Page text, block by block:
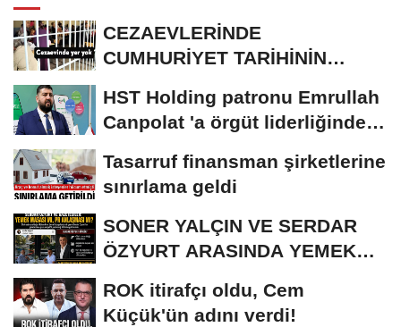
CEZAEVLERİNDE
CUMHURİYET TARİHİNİN
KİŞİ...
HST Holding patronu Emrullah
Canpolat 'a örgüt liderliğinden
Tasarruf finansman şirketlerine
sınırlama geldi
SONER YALÇIN VE SERDAR
ÖZYURT ARASINDA YEMEK
ROK itirafçı oldu, Cem
Küçük'ün adını verdi!